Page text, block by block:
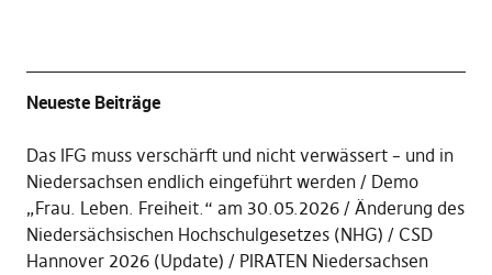
Neueste Beiträge
Das IFG muss verschärft und nicht verwässert – und in
Niedersachsen endlich eingeführt werden
Demo
„Frau. Leben. Freiheit.“ am 30.05.2026
Änderung des
Niedersächsischen Hochschulgesetzes (NHG)
CSD
Hannover 2026 (Update)
PIRATEN Niedersachsen